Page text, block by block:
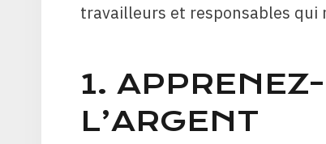
travailleurs et responsables
1.
L’ARGENT